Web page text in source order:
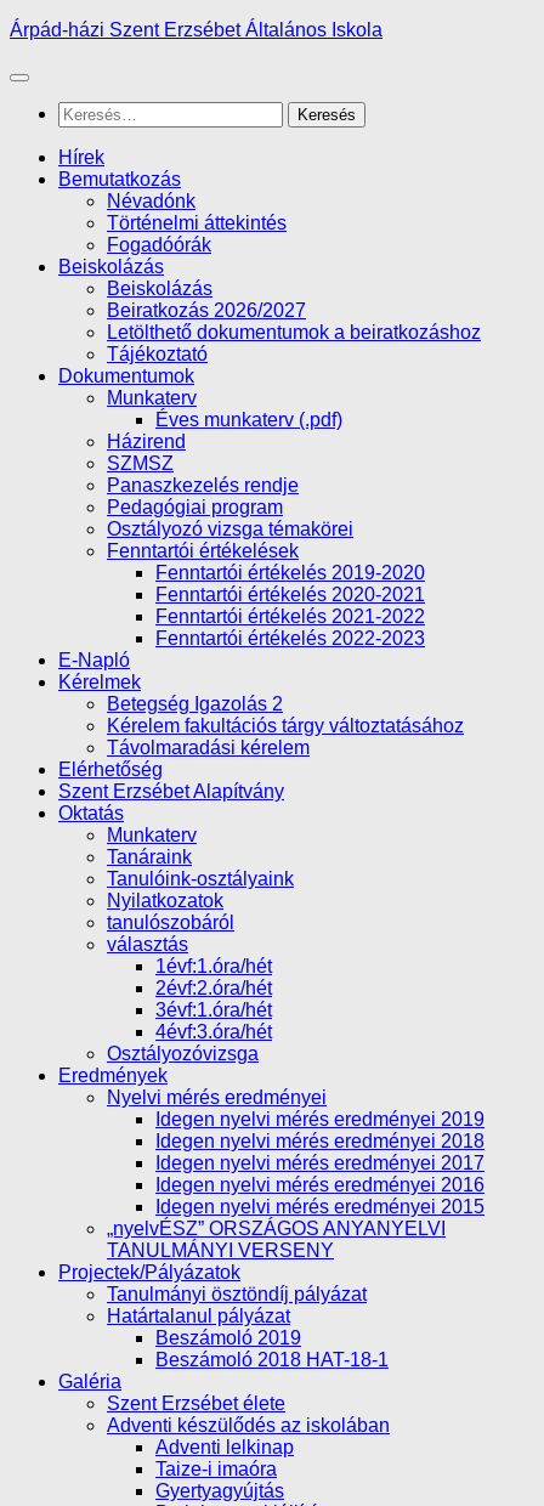
Skip
content
Árpád-házi Szent Erzsébet Általános Iskola
Keresés:
Hírek
Bemutatkozás
Névadónk
Történelmi áttekintés
Fogadóórák
Beiskolázás
Beiskolázás
Beiratkozás 2026/2027
Letölthető dokumentumok a beiratkozáshoz
Tájékoztató
Dokumentumok
Munkaterv
Éves munkaterv (.pdf)
Házirend
SZMSZ
Panaszkezelés rendje
Pedagógiai program
Osztályozó vizsga témakörei
Fenntartói értékelések
Fenntartói értékelés 2019-2020
Fenntartói értékelés 2020-2021
Fenntartói értékelés 2021-2022
Fenntartói értékelés 2022-2023
E-Napló
Kérelmek
Betegség Igazolás 2
Kérelem fakultációs tárgy változtatásához
Távolmaradási kérelem
Elérhetőség
Szent Erzsébet Alapítvány
Oktatás
Munkaterv
Tanáraink
Tanulóink-osztályaink
Nyilatkozatok
tanulószobáról
választás
1évf:1.óra/hét
2évf:2.óra/hét
3évf:1.óra/hét
4évf:3.óra/hét
Osztályozóvizsga
Eredmények
Nyelvi mérés eredményei
Idegen nyelvi mérés eredményei 2019
Idegen nyelvi mérés eredményei 2018
Idegen nyelvi mérés eredményei 2017
Idegen nyelvi mérés eredményei 2016
Idegen nyelvi mérés eredményei 2015
„nyelvÉSZ” ORSZÁGOS ANYANYELVI
TANULMÁNYI VERSENY
Projectek/Pályázatok
Tanulmányi ösztöndíj pályázat
Határtalanul pályázat
Beszámoló 2019
Beszámoló 2018 HAT-18-1
Galéria
Szent Erzsébet élete
Adventi készülődés az iskolában
Adventi lelkinap
Taize-i imaóra
Gyertyagyújtás